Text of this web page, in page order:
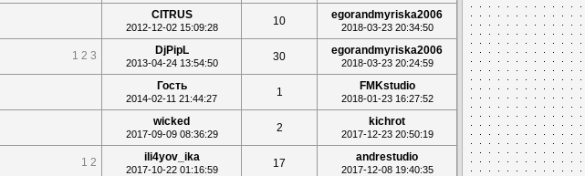
CITRUS
2012-12-02 15:09:28 10 egorandmyriska2006
2018-03-23 20:34:50
1 2 3 DjPipL
2013-04-24 13:54:50 30 egorandmyriska2006
2018-03-23 20:24:59
Гость
2014-02-11 21:44:27 1 FMKstudio
2018-01-23 16:27:52
wicked
2017-09-09 08:36:29 2 kichrot
2017-12-23 20:50:19
1 2 ili4yov_ika
2017-10-22 01:16:59 17 andrestudio
2017-12-08 19:40:35